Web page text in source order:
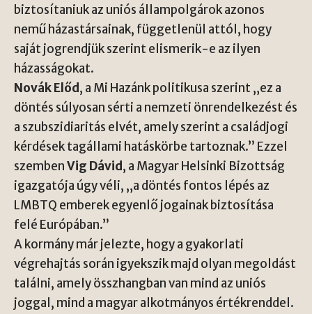
biztosítaniuk az uniós állampolgárok azonos
nemű házastársainak, függetlenül attól, hogy
saját jogrendjük szerint elismerik-e az ilyen
házasságokat.
Novák Előd, a Mi Hazánk politikusa szerint „ez a
döntés súlyosan sérti a nemzeti önrendelkezést és
a szubszidiaritás elvét, amely szerint a családjogi
kérdések tagállami hatáskörbe tartoznak.” Ezzel
szembenVig Dávid, a Magyar Helsinki Bizottság
igazgatója úgy véli, „a döntés fontos lépés az
LMBTQ emberek egyenlő jogainak biztosítása
felé Európában.”
A kormány már jelezte, hogy a gyakorlati
végrehajtás során igyekszik majd olyan megoldást
találni, amely összhangban van mind az uniós
joggal, mind a magyar alkotmányos értékrenddel.